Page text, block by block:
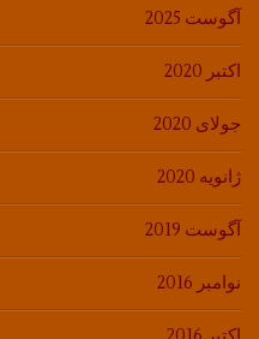
آگوست 2025
اکتبر 2020
جولای 2020
ژانویه 2020
آگوست 2019
نوامبر 2016